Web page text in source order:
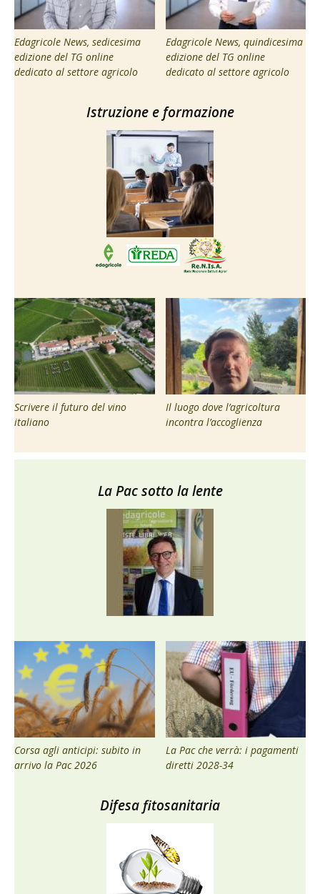
Edagricole News, sedicesima
edizione del TG online
dedicato al settore agricolo
Edagricole News, quindicesima
edizione del TG online
dedicato al settore agricolo
Istruzione e formazione
Scrivere il futuro del vino
italiano
Il luogo dove l’agricoltura
incontra l’accoglienza
La Pac sotto la lente
Corsa agli anticipi: subito in
arrivo la Pac 2026
La Pac che verrà: i pagamenti
diretti 2028-34
Difesa fitosanitaria